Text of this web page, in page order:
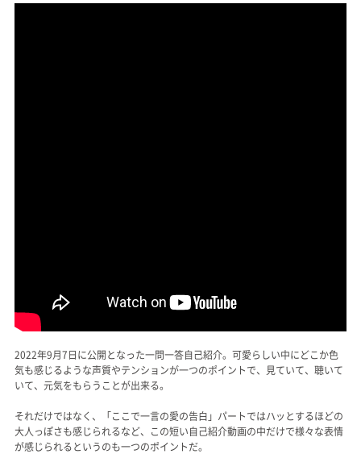
2022年9月7日に公開となった一問一答自己紹介。可愛らしい中にどこか色
気も感じるような声質やテンションが一つのポイントで、見ていて、聴いて
いて、元気をもらうことが出来る。
それだけではなく、「ここで一言の愛の告白」パートではハッとするほどの
大人っぽさも感じられるなど、この短い自己紹介動画の中だけで様々な表情
が感じられるというのも一つのポイントだ。